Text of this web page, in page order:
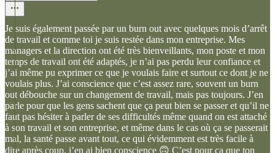
Je suis également passée par un burn out avec quelques mois d’arrêt
de travail et comme toi je suis restée dans mon entreprise. Mes
managers et la direction ont été très bienveillants, mon poste et mon
temps de travail ont été adaptés, je n’ai pas perdu leur confiance et
j’ai même pu exprimer ce que je voulais faire et surtout ce dont je ne
voulais plus. J’ai conscience que c’est assez rare, souvent un burn
out débouche sur un changement de travail, mais pas toujours. J’en
parle pour que les gens sachent que ça peut bien se passer et qu’il ne
faut pas hésiter à parler de ses difficultés même quand on est attaché
à son travail et son entreprise, et même dans le cas où ça se passerait
mal, la santé passe avant tout, ce qui évidemment est très facile à
dire après coup, j’en ai bien conscience 🙃 C’est pour ça que ton